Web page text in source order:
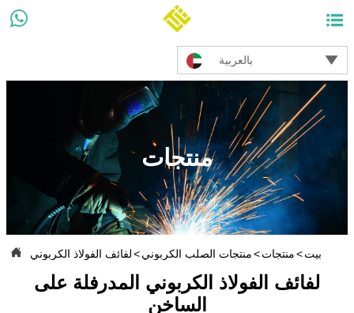
 
بالعربية 
منتجات
 بيت>منتجات>منتجات الصلب الكربوني>لفائف الفولاذ الكربوني
لفائف الفولاذ الكربوني المدرفلة على
الساخن